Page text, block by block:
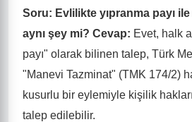
Soru: Evlilikte yıpranma payı
aynı şey mi? Cevap: Evet, halk
payı" olarak bilinen talep, Türk
"Manevi Tazminat" (TMK 174/2)
kusurlu bir eylemiyle kişilik
talep edilebilir.